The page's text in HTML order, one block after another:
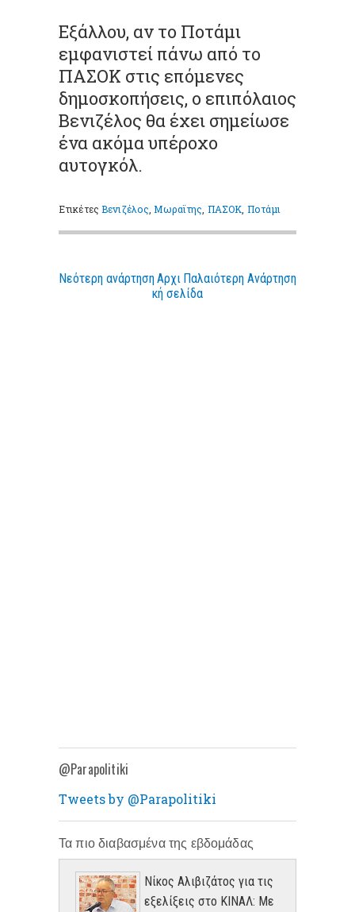
Εξάλλου, αν το Ποτάμι
εμφανιστεί πάνω από το
ΠΑΣΟΚ στις επόμενες
δημοσκοπήσεις, ο επιπόλαιος
Βενιζέλος θα έχει σημείωσε
ένα ακόμα υπέροχο
αυτογκόλ.
ΕτικέτεςΒενιζέλος ,Μωραϊτης ΠΑΣΟΚ Ποτάμι
Νεότερη ανάρτηση Παλαιότερη Ανάρτηση
Αρχι
κή σελίδα
@Parapolitiki
Tweets by @Parapolitiki
Τα πιο διαβασμένα της εβδομάδας
Νίκος Αλιβιζάτος για τις
εξελίξεις στο ΚΙΝΑΛ: Με